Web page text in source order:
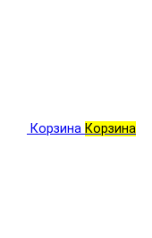
Корзина Корзина